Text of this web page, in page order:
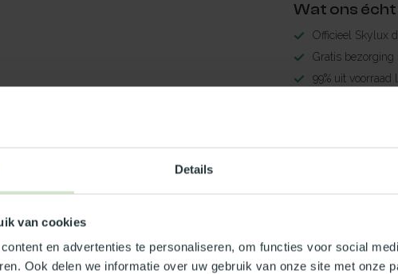
Details
van cookies
en advertenties te personaliseren, om functies voor social
Ook delen we informatie over uw gebruik van onze site met onze
Je beoordeling toevoegen
Wat ons
Officieel Skylux
Gratis bezorging
99% uit voorraad
TypeError:
https://